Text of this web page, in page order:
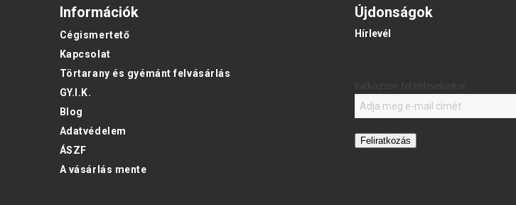
Információk
Cégismertető
Kapcsolat
Törtarany és gyémánt felvásárlás
GY.I.K.
Blog
Adatvédelem
ÁSZF
A vásárlás mente
Újdonságok
Hírlevél
Feliratkozás